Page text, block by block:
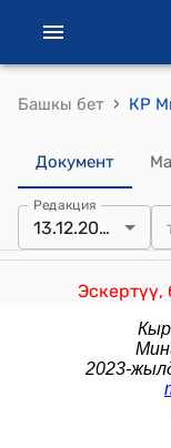
Башкы бет ›
Документ
Редакция
13.12.2023
Эскертүү,